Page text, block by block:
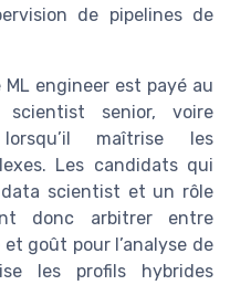
de pipelines de
engineer est payé au
senior, voire
maîtrise les
Les candidats qui
scientist et un rôle
donc arbitrer entre
goût pour l’analyse de
les profils hybrides